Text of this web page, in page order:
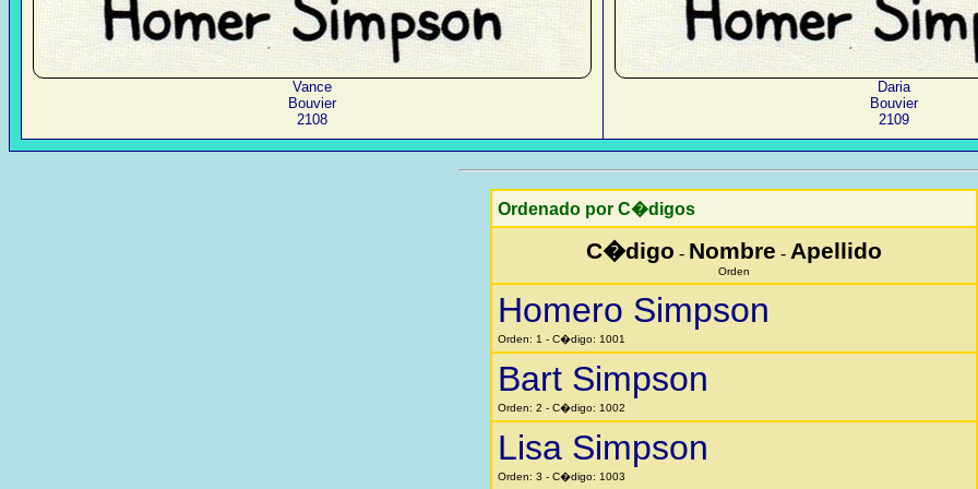
Vance
Bouvier
2108
Daria
Bouvier
2109
Ordenado por C�digos
C�digo - Nombre - Apellido
Orden
Homero Simpson
Orden: 1 - C�digo: 1001
Bart Simpson
Orden: 2 - C�digo: 1002
Lisa Simpson
Orden: 3 - C�digo: 1003